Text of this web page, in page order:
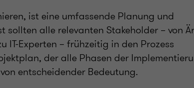
ist eine umfassende Planung und
sollten alle relevanten Stakeholder – von
IT-Experten – frühzeitig in den Prozess
der alle Phasen der
entscheidender Bedeutung.